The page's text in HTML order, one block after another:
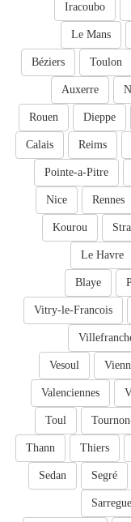
Iracoubo
Le Mans
Toulon
Béziers
Auxerre
Dieppe
Rouen
Reims
Calais
Pointe-a-Pitre
Rennes
Nice
Kourou
Le Havre
Blaye
Vitry-le-Francois
Vesoul
Valenciennes
Toul
Thiers
Thann
Segré
Sedan